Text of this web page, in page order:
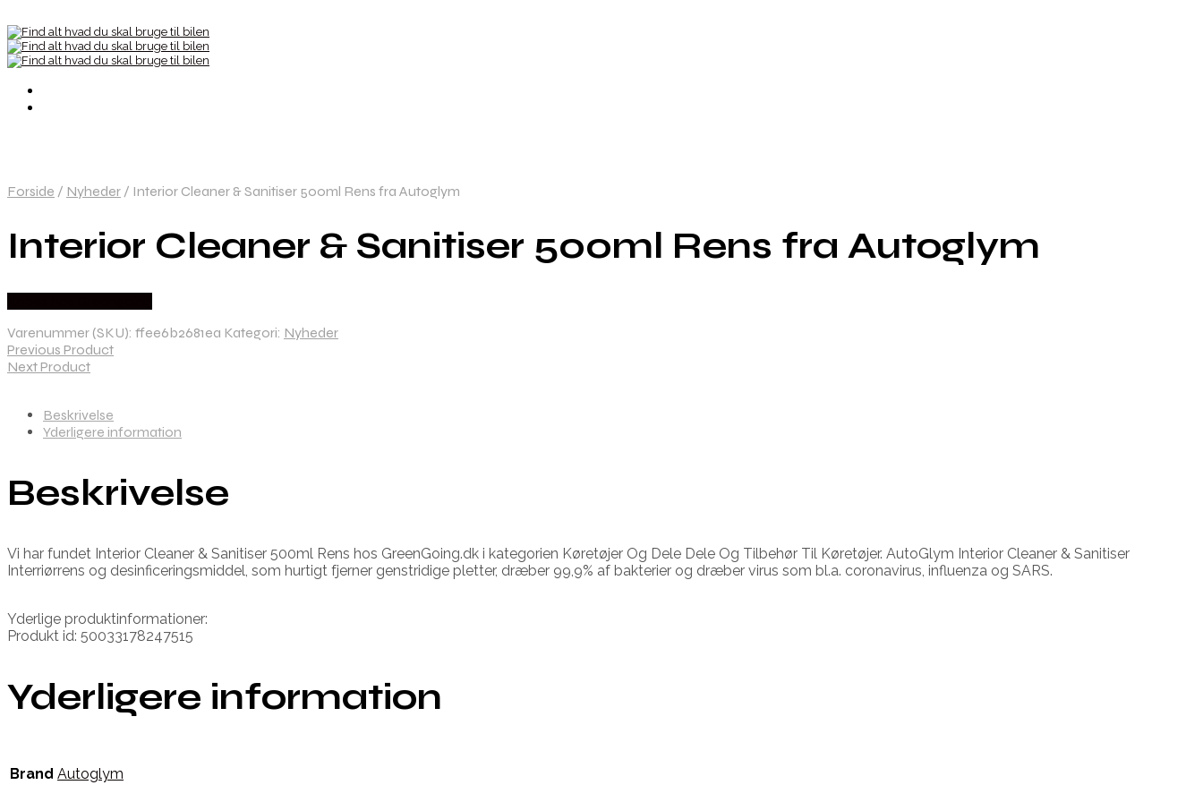
Forside / Nyheder / Interior Cleaner & Sanitiser 500ml Rens fra Autoglym
Interior Cleaner & Sanitiser 500ml Rens fra Autoglym
Varenummer (SKU): ffee6b2681ea Kategori: Nyheder
Previous Product
Next Product
Beskrivelse
Yderligere information
Beskrivelse
Vi har fundet Interior Cleaner & Sanitiser 500ml Rens hos GreenGoing.dk i kategorien Køretøjer Og Dele Dele Og Tilbehør Til Køretøjer. AutoGlym Interior Cleaner & Sanitiser
Interriørrens og desinficeringsmiddel, som hurtigt fjerner genstridige pletter, dræber 99,9% af bakterier og dræber virus som bl.a. coronavirus, influenza og SARS.
Yderlige produktinformationer:
Produkt id: 50033178247515
Yderligere information
Brand Autoglym